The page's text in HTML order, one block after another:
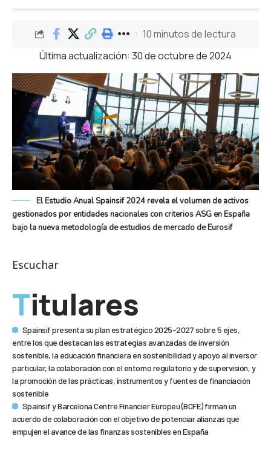
Última actualización: 30 de octubre de 2024
10 minutos de lectura
El Estudio Anual Spainsif 2024 revela el volumen de activos
gestionados por entidades nacionales con criterios ASG en España
bajo la nueva metodología de estudios de mercado de Eurosif
Escuchar
Titulares
Spainsif presenta su plan estratégico 2025-2027 sobre 5 ejes,
entre los que destacan las estrategias avanzadas de inversión
sostenible, la educación financiera en sostenibilidad y apoyo al inversor
particular, la colaboración con el entorno regulatorio y de supervisión, y
la promoción de las prácticas, instrumentos y fuentes de financiación
sostenible
Spainsif y Barcelona Centre Financier Europeu (BCFE) firman un
acuerdo de colaboración con el objetivo de potenciar alianzas que
empujen el avance de las finanzas sostenibles en España